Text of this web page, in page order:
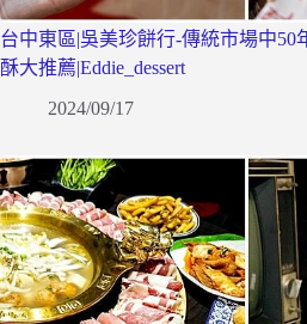
台中東區|吳美珍餅行-傳統市場中50
酥大推薦|Eddie_dessert
2024/09/17